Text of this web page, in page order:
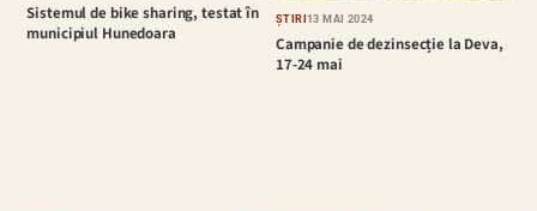
Sistemul de bike sharing, testat în
municipiul Hunedoara
ȘTIRI13 MAI 2024
Campanie de dezinsecție la Deva,
17-24 mai